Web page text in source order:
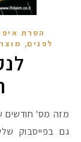
הסרת
לפנים,
מזה מס' חודשים שמוצרי לנקום נמכרים גם בגילטי. כתבתי על זה